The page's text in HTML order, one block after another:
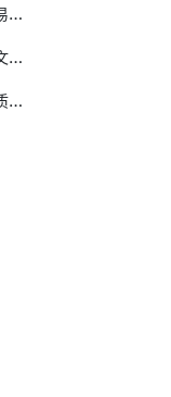
【通知】关于启用《中国（上海）自由贸易试验区临港新片区重点产业企业所得税优惠资格申报管理系统》的公告
《中国（上海）自由贸易试验区条例》全文公布
支持长三角生态绿色一体化发展示范区高质量发展，上海市政府、江苏省政府、浙江省政府印发通知